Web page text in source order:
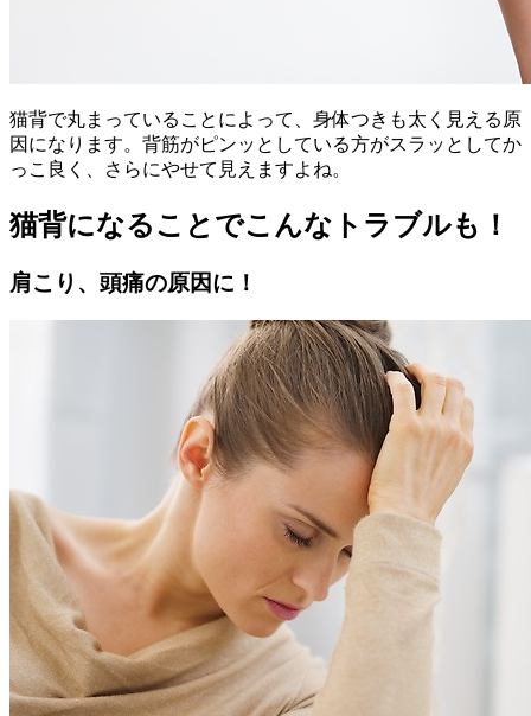
猫背で丸まっていることによって、身体つきも太く見える原
因になります。背筋がピンッとしている方がスラッとしてか
っこ良く、さらにやせて見えますよね。
猫背になることでこんなトラブルも！
肩こり、頭痛の原因に！